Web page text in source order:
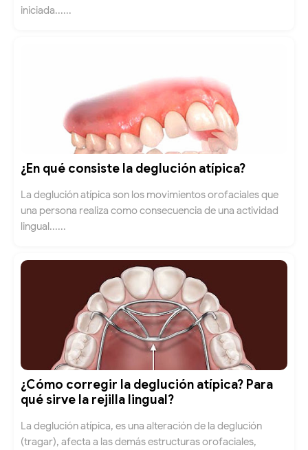
iniciada......
¿En qué consiste la deglución atípica?
La deglución atípica son los movimientos orofaciales que
una persona realiza como consecuencia de una actividad
lingual......
¿Cómo corregir la deglución atípica? Para
qué sirve la rejilla lingual?
La deglución atípica, es una alteración de la deglución
(tragar), afecta a las demás estructuras orofaciales,